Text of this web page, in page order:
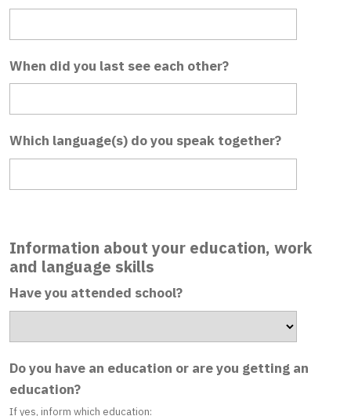
When did you last see each other?
Which language(s) do you speak together?
Information about your education, work
and language skills
Have you attended school?
Do you have an education or are you getting an
education?
If yes, inform which education: